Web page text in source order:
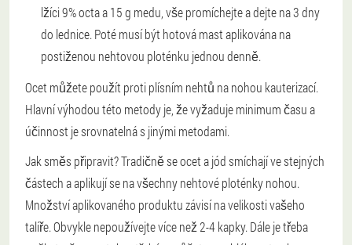
lžíci 9% octa a 15 g medu, vše promíchejte a dejte na 3 dny
do lednice. Poté musí být hotová mast aplikována na
postiženou nehtovou ploténku jednou denně.
Ocet můžete použít proti plísním nehtů na nohou kauterizací.
Hlavní výhodou této metody je, že vyžaduje minimum času a
účinnost je srovnatelná s jinými metodami.
Jak směs připravit? Tradičně se ocet a jód smíchají ve stejných
částech a aplikují se na všechny nehtové ploténky nohou.
Množství aplikovaného produktu závisí na velikosti vašeho
talíře. Obvykle nepoužívejte více než 2-4 kapky. Dále je třeba